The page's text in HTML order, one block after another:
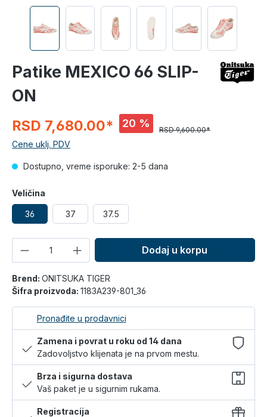
Patike MEXICO 66 SLIP-
ON
RSD 7,680.00* 20 %
RSD 9,600.00*
Cene uklj. PDV
Dostupno, vreme isporuke: 2-5 dana
Veličina
36 37 37.5
Dodaj u korpu
Brend: ONITSUKA TIGER
Šifra proizvoda: 1183A239-801_36
Pronađite u prodavnici
Zamena i povrat u roku od 14 dana
Zadovoljstvo klijenata je na prvom mestu.
Brza i sigurna dostava
Vaš paket je u sigurnim rukama.
Registracija